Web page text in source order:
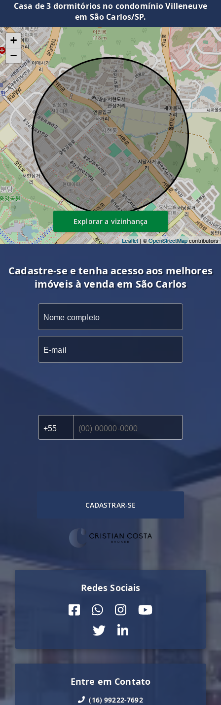
Casa de 3 dormitórios no condomínio Villeneuve
em São Carlos/SP.
+
−
Leaflet | ©OpenStreetMapcontributors
Explorar a vizinhança
Cadastre-se e tenha acesso aos melhores
imóveis à venda em São Carlos
CADASTRAR-SE
Redes Sociais
Entre em Contato
(16) 99222-7692